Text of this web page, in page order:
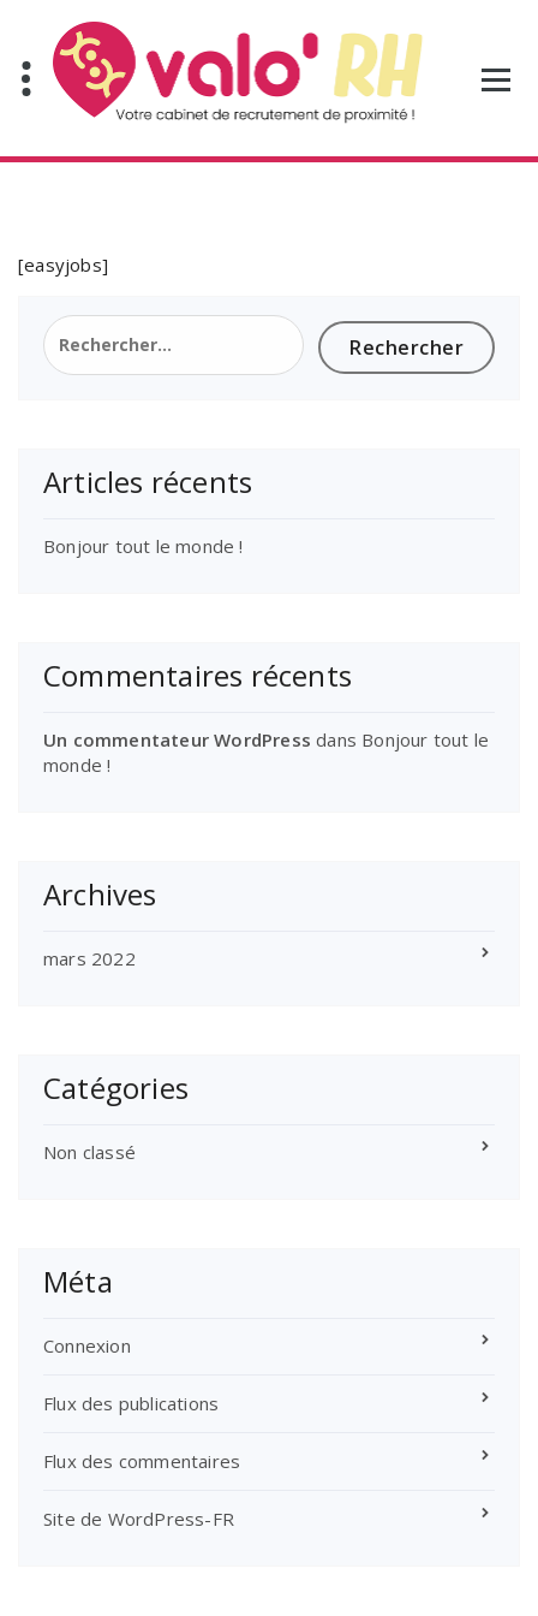
contenu
[easyjobs]
Rechercher :
Articles récents
Bonjour tout le monde !
Commentaires récents
Un commentateur WordPress dans Bonjour tout le
monde !
Archives
mars 2022
Catégories
Non classé
Méta
Connexion
Flux des publications
Flux des commentaires
Site de WordPress-FR